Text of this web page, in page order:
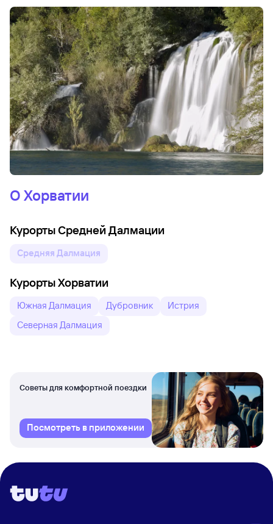
О Хорватии
Курорты Средней Далмации
Средняя Далмация
Курорты Хорватии
Южная Далмация Дубровник
Истрия
Северная Далмация
Советы для комфортной поездки
Посмотреть в приложении